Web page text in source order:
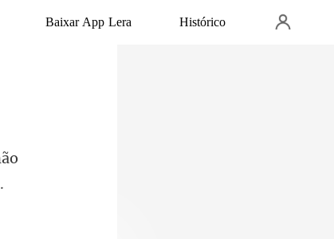
Baixar App Lera Histórico